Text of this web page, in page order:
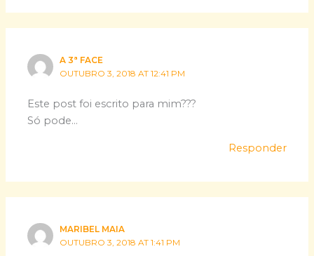
A 3ª FACE
OUTUBRO 3, 2018 AT 12:41 PM
Este post foi escrito para mim???
Só pode…
Responder
MARIBEL MAIA
OUTUBRO 3, 2018 AT 1:41 PM